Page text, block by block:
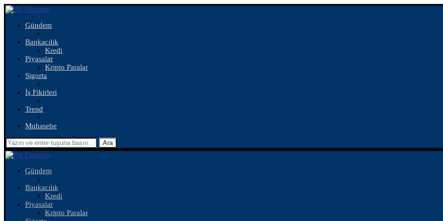
Gündem
Bankacılık
Kredi
Piyasalar
Kripto Paralar
Sigorta
İş Fikirleri
Trend
Muhasebe
Ara
Gündem
Bankacılık
Kredi
Piyasalar
Kripto Paralar